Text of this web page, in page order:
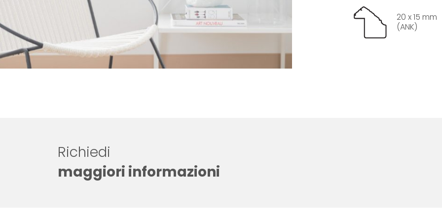
20 x 15 mm
(ANK)
Richiedi
maggiori informazioni